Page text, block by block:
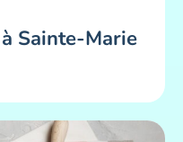
Sainte-Marie